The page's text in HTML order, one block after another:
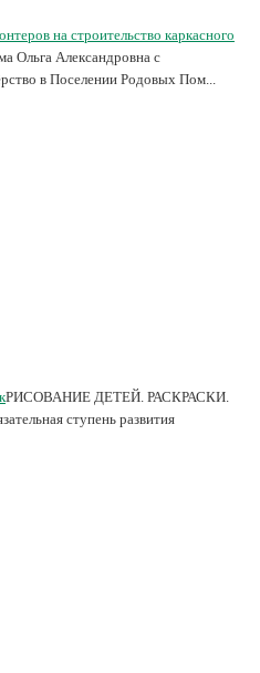
на строительство каркасного
Ольга Александровна с
в Поселении Родовых Пом...
РИСОВАНИЕ ДЕТЕЙ. РАСКРАСКИ.
ступень развития